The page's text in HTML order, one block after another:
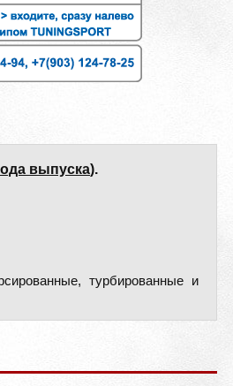
выпуска).
турбированные и